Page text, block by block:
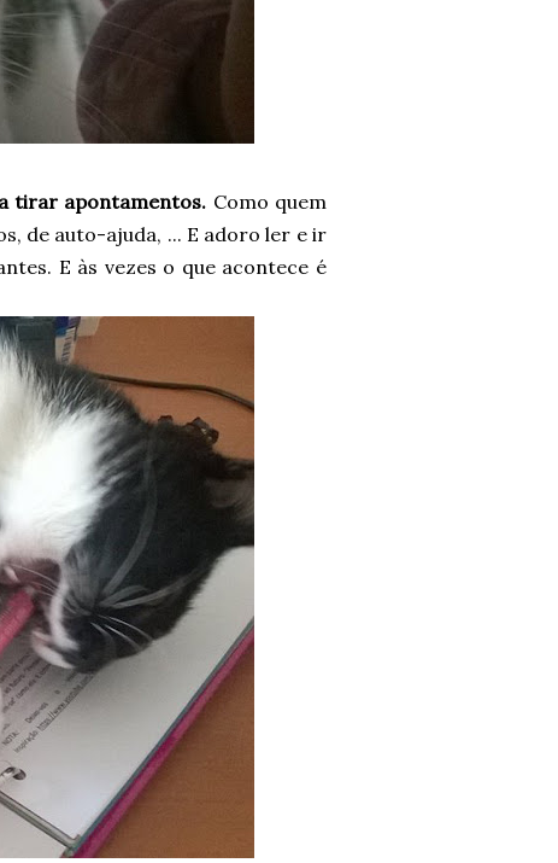
tirar apontamentos. Como quem
de auto-ajuda, ... E adoro ler e ir
E às vezes o que acontece é